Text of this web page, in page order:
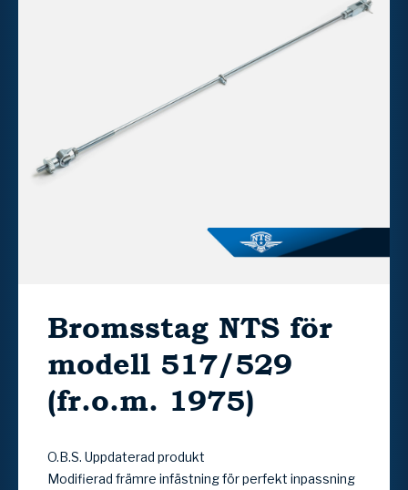
Bromsstag NTS för
modell 517/529
(fr.o.m. 1975)
O.B.S. Uppdaterad produkt
Modifierad främre infästning för perfekt inpassning